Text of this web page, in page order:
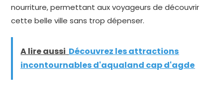
nourriture, permettant aux voyageurs de découvrir
cette belle ville sans trop dépenser.
A lire aussi Découvrez les attractions
incontournables d'aqualand cap d'agde